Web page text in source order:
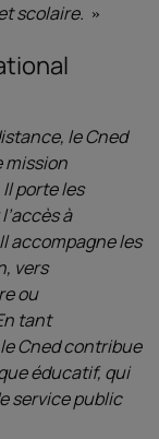
scolaire.
le Cned
mission
porte les
à
accompagne les
vers
ou
tant
Cned contribue
éducatif, qui
service public